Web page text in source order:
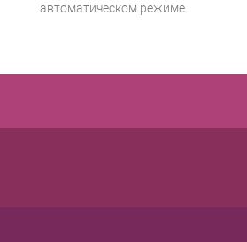
автоматическом режиме